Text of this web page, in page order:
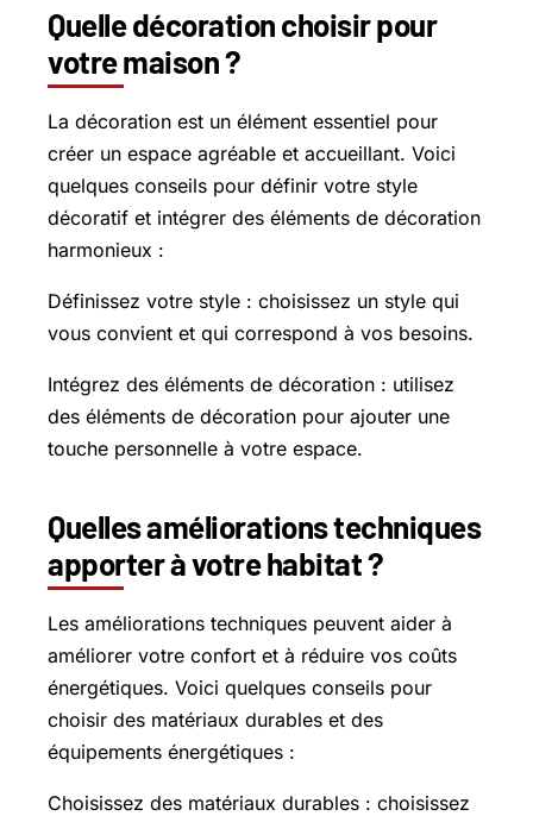
Quelle décoration choisir pour
votre maison ?
La décoration est un élément essentiel pour
créer un espace agréable et accueillant. Voici
quelques conseils pour définir votre style
décoratif et intégrer des éléments de décoration
harmonieux :
Définissez votre style : choisissez un style qui
vous convient et qui correspond à vos besoins.
Intégrez des éléments de décoration : utilisez
des éléments de décoration pour ajouter une
touche personnelle à votre espace.
Quelles améliorations techniques
apporter à votre habitat ?
Les améliorations techniques peuvent aider à
améliorer votre confort et à réduire vos coûts
énergétiques. Voici quelques conseils pour
choisir des matériaux durables et des
équipements énergétiques :
Choisissez des matériaux durables : choisissez